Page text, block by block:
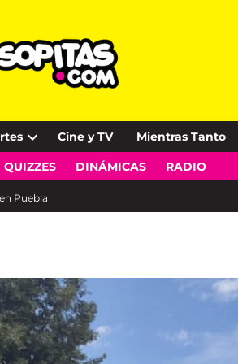
Open
dropdown
Cine y TV Mientras Tanto
QUIZZES DINÁMICAS RADIO
Puebla